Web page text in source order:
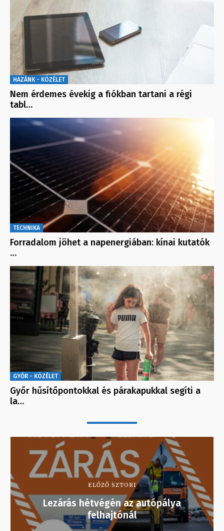
HAZÁNK - KÖZÉLET
Nem érdemes évekig a fiókban tartani a régi
tabl…
TECHNIKA
Forradalom jöhet a napenergiában: kínai kutatók
…
GYŐR - KÖZÉLET
Győr hűsítőpontokkal és párakapukkal segíti a
la…
ELŐZŐ SZTORI
Lezárás hétvégén az autópálya
felhajtónál